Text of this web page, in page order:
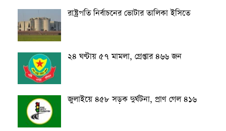
রাষ্ট্রপতি নির্বাচনের ভোটার তালিকা ইসিতে
২৪ ঘণ্টায় ৫৭ মামলা, গ্রেপ্তার ৪৬৬ জন
জুলাইয়ে ৪৫৮ সড়ক দুর্ঘটনা, প্রাণ গেল ৪১৬